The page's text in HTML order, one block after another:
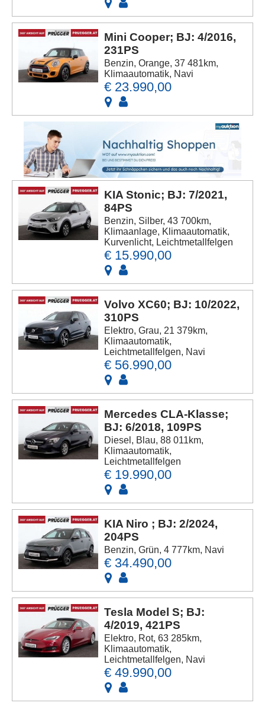
Mini Cooper; BJ: 4/2016,
231PS
Benzin, Orange, 37 481km,
Klimaautomatik, Navi
€ 23.990,00
KIA Stonic; BJ: 7/2021,
84PS
Benzin, Silber, 43 700km,
Klimaanlage, Klimaautomatik,
Kurvenlicht, Leichtmetallfelgen
€ 15.990,00
Volvo XC60; BJ: 10/2022,
310PS
Elektro, Grau, 21 379km,
Klimaautomatik,
Leichtmetallfelgen, Navi
€ 56.990,00
Mercedes CLA-Klasse;
BJ: 6/2018, 109PS
Diesel, Blau, 88 011km,
Klimaautomatik,
Leichtmetallfelgen
€ 19.990,00
KIA Niro ; BJ: 2/2024,
204PS
Benzin, Grün, 4 777km, Navi
€ 34.490,00
Tesla Model S; BJ:
4/2019, 421PS
Elektro, Rot, 63 285km,
Klimaautomatik,
Leichtmetallfelgen, Navi
€ 49.990,00